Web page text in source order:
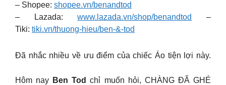
– Shopee: shopee.vn/benandtod
– Lazada:www.lazada.vn/shop/benandtod
–
Tiki: tiki.vn/thuong-hieu/ben-&-tod
Đã nhắc nhiều về ưu điểm của chiếc Áo tiện lợi này.
Hôm nay Ben Tod chỉ muốn hỏi, CHÀNG ĐÃ GHÉ